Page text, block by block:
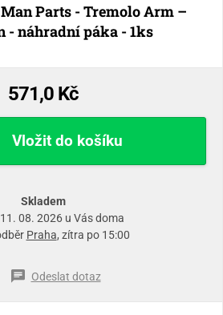
Parts - Tremolo Arm –
- náhradní páka - 1ks
571,0 Kč
Vložit do košíku
Skladem
08. 2026 u Vás doma
Praha, zítra po 15:00
Odeslat dotaz